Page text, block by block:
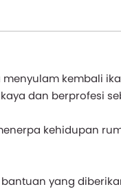
menyulam kembali
dan berprofesi
kehidupan
yang